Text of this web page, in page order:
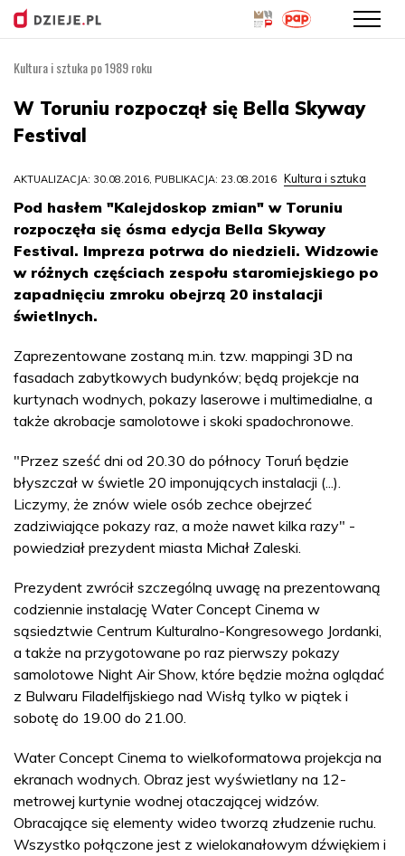
treści
Kultura i sztuka po 1989 roku
W Toruniu rozpoczął się Bella Skyway
Festival
AKTUALIZACJA: 30.08.2016, PUBLIKACJA: 23.08.2016 Kultura i sztuka
Pod hasłem "Kalejdoskop zmian" w Toruniu
rozpoczęła się ósma edycja Bella Skyway
Festival. Impreza potrwa do niedzieli. Widzowie
w różnych częściach zespołu staromiejskiego po
zapadnięciu zmroku obejrzą 20 instalacji
świetlnych.
Zaprezentowane zostaną m.in. tzw. mappingi 3D na
fasadach zabytkowych budynków; będą projekcje na
kurtynach wodnych, pokazy laserowe i multimedialne, a
także akrobacje samolotowe i skoki spadochronowe.
"Przez sześć dni od 20.30 do północy Toruń będzie
błyszczał w świetle 20 imponujących instalacji (...).
Liczymy, że znów wiele osób zechce obejrzeć
zadziwiające pokazy raz, a może nawet kilka razy" -
powiedział prezydent miasta Michał Zaleski.
Prezydent zwrócił szczególną uwagę na prezentowaną
codziennie instalację Water Concept Cinema w
sąsiedztwie Centrum Kulturalno-Kongresowego Jordanki,
a także na przygotowane po raz pierwszy pokazy
samolotowe Night Air Show, które będzie można oglądać
z Bulwaru Filadelfijskiego nad Wisłą tylko w piątek i
sobotę do 19.00 do 21.00.
Water Concept Cinema to wielkoformatowa projekcja na
ekranach wodnych. Obraz jest wyświetlany na 12-
metrowej kurtynie wodnej otaczającej widzów.
Obracające się elementy wideo tworzą złudzenie ruchu.
Wszystko połączone jest z wielokanałowym dźwiękiem i